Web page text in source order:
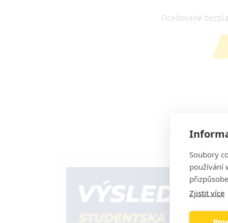
Soubory
používání
Zjistit více
Oceňované